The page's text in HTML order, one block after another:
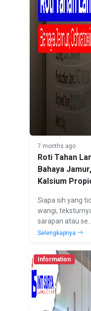
7 months ago
Roti Tahan
Bahaya
Kalsium
Siapa sih yang
wangi,
sarapan atau se...
Selengkapnya
Information